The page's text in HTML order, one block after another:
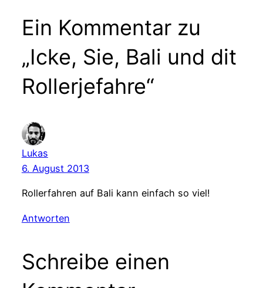
Ein Kommentar zu
„Icke, Sie, Bali und dit
Rollerjefahre“
Lukas
6. August 2013
Rollerfahren auf Bali kann einfach so viel!
Antworten
Schreibe einen